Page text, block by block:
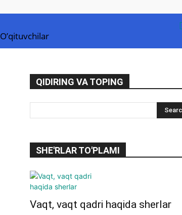
O’qituvchilar
QIDIRING VA TOPING
SHE'RLAR TO'PLAMI
Vaqt, vaqt qadri haqida sherlar